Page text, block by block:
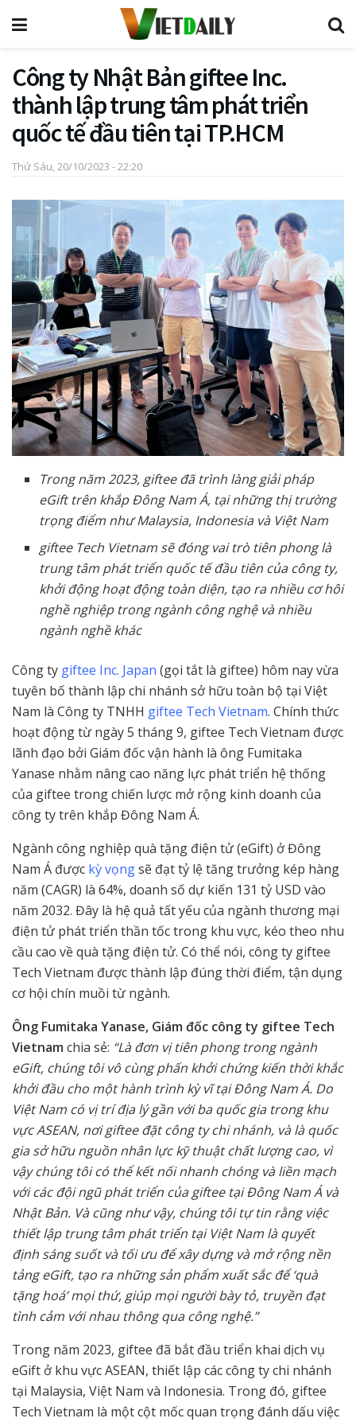
Công ty Nhật Bản giftee Inc.
thành lập trung tâm phát triển
quốc tế đầu tiên tại TP.HCM
Thứ Sáu, 20/10/2023 - 22:20
Trong năm 2023, giftee đã trình làng giải pháp
eGift trên khắp Đông Nam Á, tại những thị trường
trọng điểm như Malaysia, Indonesia và Việt Nam
giftee Tech Vietnam sẽ đóng vai trò tiên phong là
trung tâm phát triển quốc tế đầu tiên của công ty,
khởi động hoạt động toàn diện, tạo ra nhiều cơ hôi
nghề nghiệp trong ngành công nghệ và nhiều
ngành nghề khác
Công ty giftee Inc. Japan (gọi tắt là giftee) hôm nay vừa
tuyên bố thành lập chi nhánh sở hữu toàn bộ tại Việt
Nam là Công ty TNHH giftee Tech Vietnam. Chính thức
hoạt động từ ngày 5 tháng 9, giftee Tech Vietnam được
lãnh đạo bởi Giám đốc vận hành là ông Fumitaka
Yanase nhằm nâng cao năng lực phát triển hệ thống
của giftee trong chiến lược mở rộng kinh doanh của
công ty trên khắp Đông Nam Á.
Ngành công nghiệp quà tặng điện tử (eGift) ở Đông
Nam Á được kỳ vọngsẽ đạt tỷ lệ tăng trưởng kép hàng
năm (CAGR) là 64%, doanh số dự kiến 131 tỷ USD vào
năm 2032. Đây là hệ quả tất yếu của ngành thương mại
điện tử phát triển thần tốc trong khu vực, kéo theo nhu
cầu cao về quà tặng điện tử. Có thể nói, công ty giftee
Tech Vietnam được thành lập đúng thời điểm, tận dụng
cơ hội chín muồi từ ngành.
Ông Fumitaka Yanase, Giám đốc công ty giftee Tech
Vietnam chia sẻ: “Là đơn vị tiên phong trong ngành
eGift, chúng tôi vô cùng phấn khởi chứng kiến thời khắc
khởi đầu cho một hành trình kỳ vĩ tại Đông Nam Á. Do
Việt Nam có vị trí địa lý gần với ba quốc gia trong khu
vực ASEAN, nơi giftee đặt công ty chi nhánh, và là quốc
gia sở hữu nguồn nhân lực kỹ thuật chất lượng cao, vì
vậy chúng tôi có thể kết nối nhanh chóng và liền mạch
với các đội ngũ phát triển của giftee tại Đông Nam Á và
Nhật Bản. Và cũng như vậy, chúng tôi tự tin rằng việc
thiết lập trung tâm phát triển tại Việt Nam là quyết
định sáng suốt và tối ưu để xây dựng và mở rộng nền
tảng eGift, tạo ra những sản phẩm xuất sắc để ‘quà
tặng hoá’ mọi thứ, giúp mọi người bày tỏ, truyền đạt
tình cảm với nhau thông qua công nghệ.”
Trong năm 2023, giftee đã bắt đầu triển khai dịch vụ
eGift ở khu vực ASEAN, thiết lập các công ty chi nhánh
tại Malaysia, Việt Nam và Indonesia. Trong đó, giftee
Tech Vietnam là một cột mốc quan trọng đánh dấu việc